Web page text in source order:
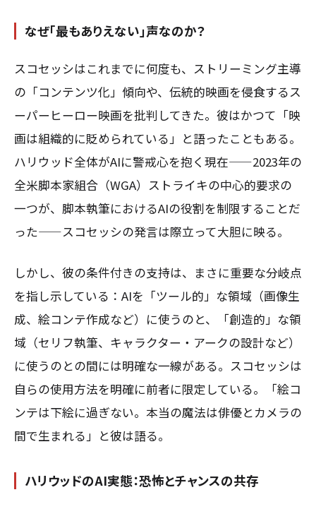
なぜ「最もありえない」声なのか？
スコセッシはこれまでに何度も、ストリーミング主導
の「コンテンツ化」傾向や、伝統的映画を侵食するス
ーパーヒーロー映画を批判してきた。彼はかつて「映
画は組織的に貶められている」と語ったこともある。
ハリウッド全体がAIに警戒心を抱く現在——2023年の
全米脚本家組合（WGA）ストライキの中心的要求の
一つが、脚本執筆におけるAIの役割を制限することだ
った——スコセッシの発言は際立って大胆に映る。
しかし、彼の条件付きの支持は、まさに重要な分岐点
を指し示している：AIを「ツール的」な領域（画像生
成、絵コンテ作成など）に使うのと、「創造的」な領
域（セリフ執筆、キャラクター・アークの設計など）
に使うのとの間には明確な一線がある。スコセッシは
自らの使用方法を明確に前者に限定している。「絵コ
ンテは下絵に過ぎない。本当の魔法は俳優とカメラの
間で生まれる」と彼は語る。
ハリウッドのAI実態：恐怖とチャンスの共存